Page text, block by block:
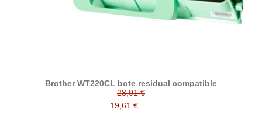
Brother WT220CL bote residual compatible
28,01 €
19,61 €